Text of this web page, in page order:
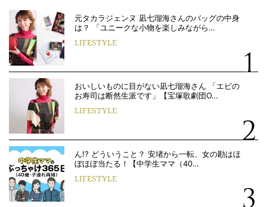
元タカラジェンヌ 凪七瑠海さんのバッグの中身
は？ 「ユニークな小物を楽しみながら…
LIFESTYLE
おいしいものに目がない凪七瑠海さん 「エビの
お寿司は断然生派です」【宝塚歌劇団O…
LIFESTYLE
ん!? どういうこと？ 安堵から一転、女の勘はほ
ぼほぼ当たる！【中学生ママ（40…
LIFESTYLE